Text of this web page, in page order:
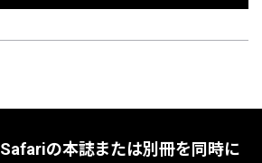
Safariの本誌または別冊を同時に